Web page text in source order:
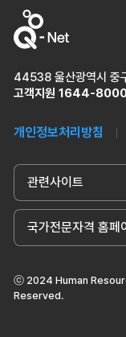
44538 울산광역시 중
고객지원 1644-
개인정보처리방침
관련사이트
국가전문자격 홈페
ⓒ 2024 Human
Reserved.